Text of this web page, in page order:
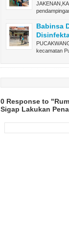
Babinsa
kecamatan
0 Response to
Sigap Lakukan